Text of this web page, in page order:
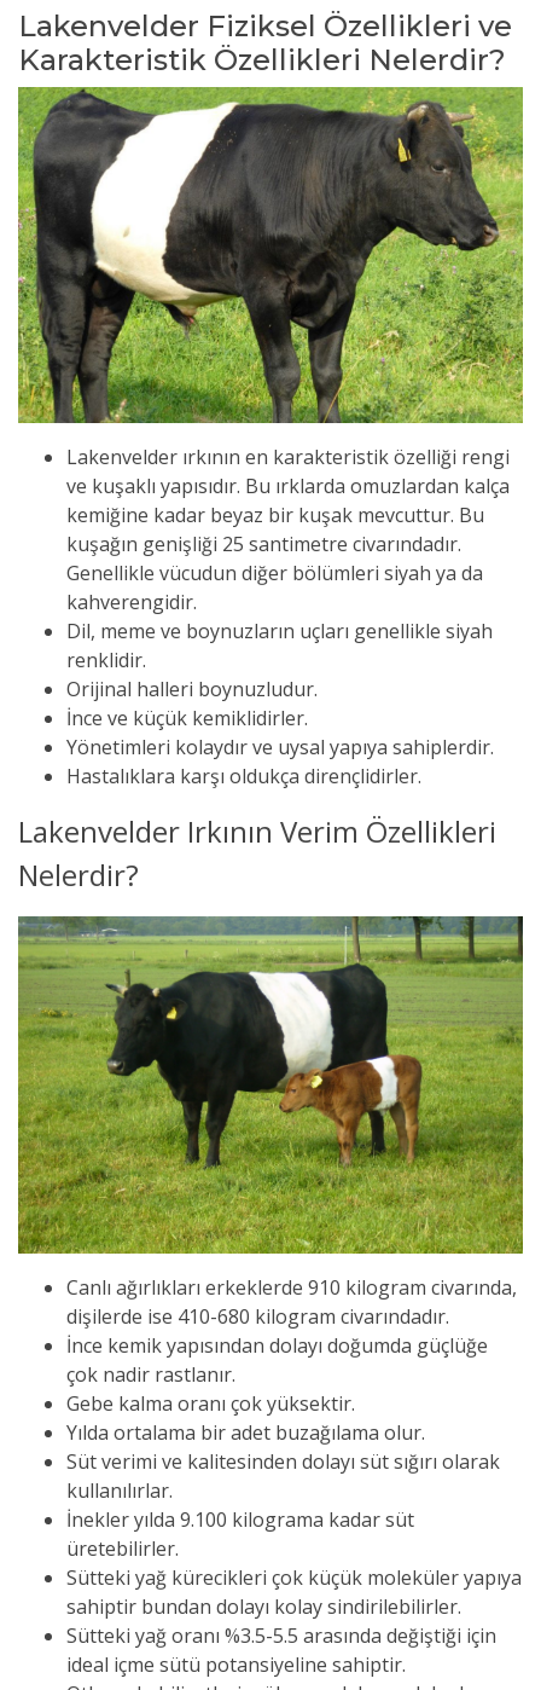
Lakenvelder Fiziksel Özellikleri ve
Karakteristik Özellikleri Nelerdir?
Lakenvelder ırkının en karakteristik özelliği rengi
ve kuşaklı yapısıdır. Bu ırklarda omuzlardan kalça
kemiğine kadar beyaz bir kuşak mevcuttur. Bu
kuşağın genişliği 25 santimetre civarındadır.
Genellikle vücudun diğer bölümleri siyah ya da
kahverengidir.
Dil, meme ve boynuzların uçları genellikle siyah
renklidir.
Orijinal halleri boynuzludur.
İnce ve küçük kemiklidirler.
Yönetimleri kolaydır ve uysal yapıya sahiplerdir.
Hastalıklara karşı oldukça dirençlidirler.
Lakenvelder Irkının Verim Özellikleri
Nelerdir?
Canlı ağırlıkları erkeklerde 910 kilogram civarında,
dişilerde ise 410-680 kilogram civarındadır.
İnce kemik yapısından dolayı doğumda güçlüğe
çok nadir rastlanır.
Gebe kalma oranı çok yüksektir.
Yılda ortalama bir adet buzağılama olur.
Süt verimi ve kalitesinden dolayı süt sığırı olarak
kullanılırlar.
İnekler yılda 9.100 kilograma kadar süt
üretebilirler.
Sütteki yağ kürecikleri çok küçük moleküler yapıya
sahiptir bundan dolayı kolay sindirilebilirler.
Sütteki yağ oranı %3.5-5.5 arasında değiştiği için
ideal içme sütü potansiyeline sahiptir.